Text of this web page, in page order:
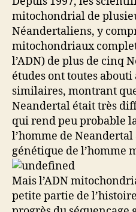
mitochondrial de
Néandertaliens, y
mitochondriaux
l’ADN) de plus de cinq
études ont toutes abouti
similaires, montrant
Neandertal était très
qui rend peu probable
l’homme de
génétique de l’homme
Mais l’ADN
petite partie de